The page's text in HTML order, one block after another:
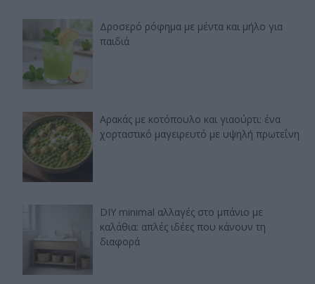
Δροσερό ρόφημα με μέντα και μήλο για
παιδιά
Αρακάς με κοτόπουλο και γιαούρτι: ένα
χορταστικό μαγειρευτό με υψηλή πρωτεΐνη
DIY minimal αλλαγές στο μπάνιο με
καλάθια: απλές ιδέες που κάνουν τη
διαφορά